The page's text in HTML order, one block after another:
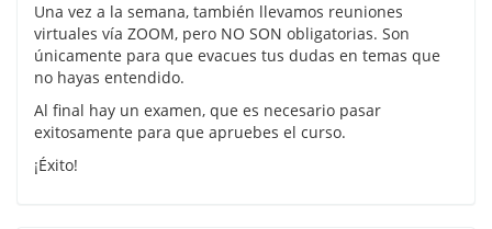
Una vez a la semana, también llevamos reuniones
virtuales vía ZOOM, pero NO SON obligatorias. Son
únicamente para que evacues tus dudas en temas que
no hayas entendido.
Al final hay un examen, que es necesario pasar
exitosamente para que apruebes el curso.
¡Éxito!